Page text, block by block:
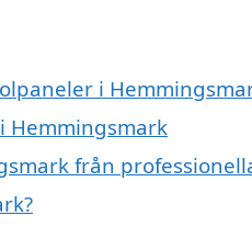
i
Hemmingsmark
från